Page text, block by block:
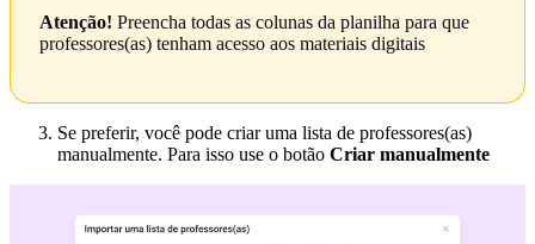
Atenção! Preencha todas as colunas da planilha para que
professores(as) tenham acesso aos materiais digitais
Se preferir, você pode criar uma lista de professores(as)
manualmente. Para isso use o botão Criar manualmente